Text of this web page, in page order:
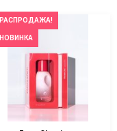
РАСПРОДАЖА!
НОВИНКА